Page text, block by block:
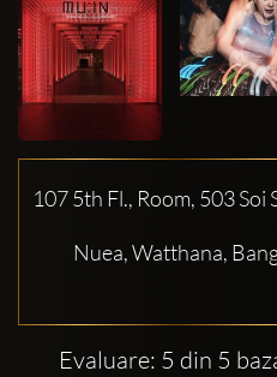
107 5th Fl., Room, 503
Nuea, Watthana,
Evaluare: 5 din 5